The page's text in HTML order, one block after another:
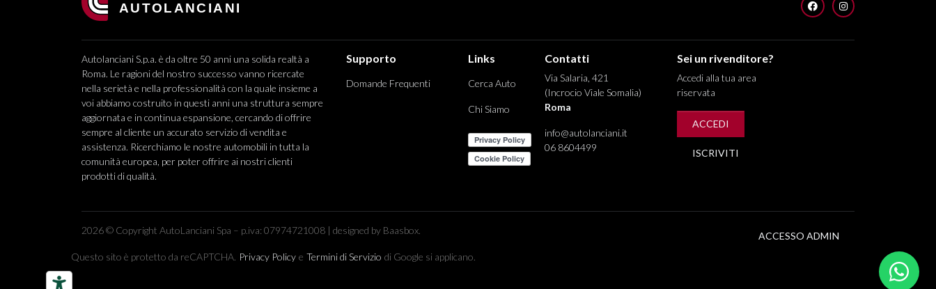
FACEBOOKINSTAGRAM
Autolanciani S.p.a. è da oltre 50 anni una solida realtà a
Roma. Le ragioni del nostro successo vanno ricercate
nella serietà e nella professionalità con la quale insieme a
voi abbiamo costruito in questi anni una struttura sempre
aggiornata e in continua espansione, cercando di offrire
sempre al cliente un accurato servizio di vendita e
assistenza. Ricerchiamo le nostre automobili in tutta la
comunità europea, per poter offrire ai nostri clienti
prodotti di qualità.
Supporto
Domande Frequenti
Links
Cerca Auto
Chi Siamo
Contatti
Via Salaria, 421
(Incrocio Viale Somalia)
Roma
info@autolanciani.it
06 8604499
Sei un rivenditore?
Accedi alla tua area
riservata
ACCEDI
ISCRIVITI
2026 © Copyright AutoLanciani Spa – p.iva: 07974721008 | designed by Baasbox.
ACCESSO ADMIN
Questo sito è protetto da reCAPTCHA. Privacy Policy e Termini di Servizio di Google si applicano.